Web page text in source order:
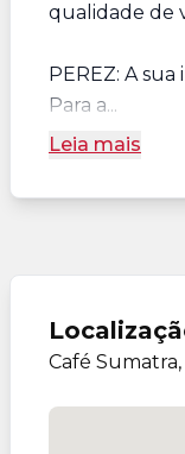
qualidade de
PEREZ: A
Para a...
Leia mais
Café